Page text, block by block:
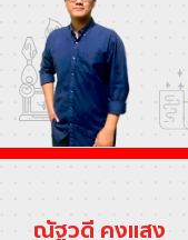
ณัฐวดี คงแสง